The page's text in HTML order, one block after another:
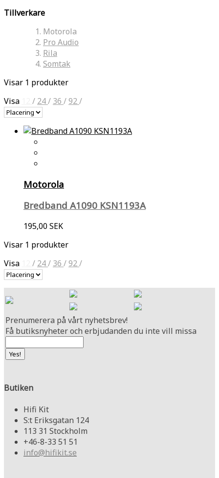
Tillverkare
Motorola
Pro Audio
Rila
Somtak
Visar 1 produkter
Visa
/ 24/ 36 /92/
Motorola
Bredband A1090 KSN1193A
195,00 SEK
Visar 1 produkter
Visa
/ 24/ 36 /92/
Prenumerera på vårt nyhetsbrev!
Få butiksnyheter och erbjudanden du inte vill missa
Butiken
Hifi Kit
S:t Eriksgatan 124
113 31 Stockholm
+46-8-33 51 51
info@hifikit.se